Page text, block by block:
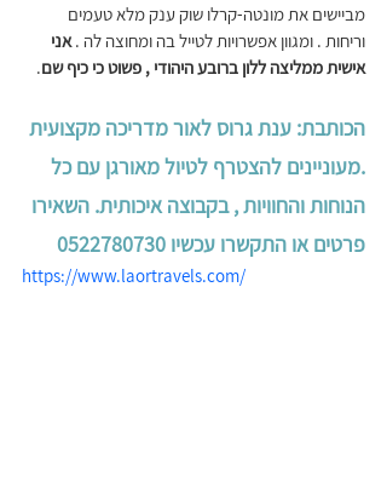
מביישים את מונטה-קרלו שוק ענק מלא טעמים
וריחות . ומגוון אפשרויות לטייל בה ומחוצה לה . אני
אישית ממליצה ללון ברובע היהודי , פשוט כי כיף שם.
הכותבת: ענת גרוס לאור מדריכה מקצועית
.מעוניינים להצטרף לטיול מאורגן עם כל
הנוחות והחוויות , בקבוצה איכותית. השאירו
פרטים או התקשרו עכשיו 0522780730
https://www.laortravels.com/